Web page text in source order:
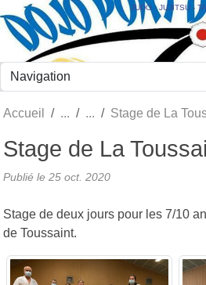
JUDO - JUJITSU -
Accueil Stage de La
Stage de La
Publié le 25 oct. 2020
Stage de deux jours pour les 7/10
de Toussaint.
Panneau de gestion des cookies